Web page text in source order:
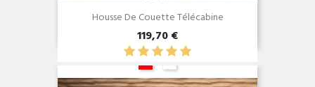
Housse De Couette Télécabine
119,70 €
Aperçu rapide